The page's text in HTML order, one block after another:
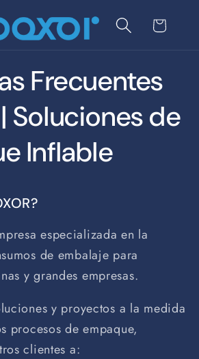
Carrito
Frecuentes
Soluciones de
Inflable
especializada en la
de embalaje para
y grandes empresas.
y proyectos a la medida
procesos de empaque,
clientes a: